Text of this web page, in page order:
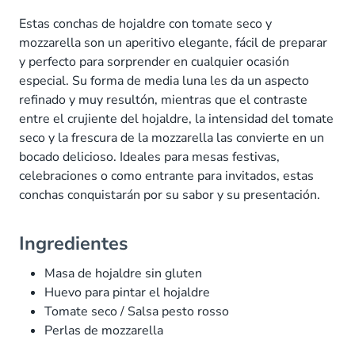
Estas conchas de hojaldre con tomate seco y
mozzarella son un aperitivo elegante, fácil de preparar
y perfecto para sorprender en cualquier ocasión
especial. Su forma de media luna les da un aspecto
refinado y muy resultón, mientras que el contraste
entre el crujiente del hojaldre, la intensidad del tomate
seco y la frescura de la mozzarella las convierte en un
bocado delicioso. Ideales para mesas festivas,
celebraciones o como entrante para invitados, estas
conchas conquistarán por su sabor y su presentación.
Ingredientes
Masa de hojaldre sin gluten
Huevo para pintar el hojaldre
Tomate seco / Salsa pesto rosso
Perlas de mozzarella